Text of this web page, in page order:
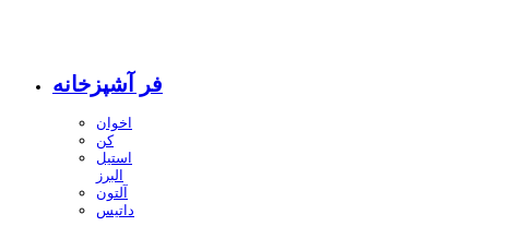
فر آشپزخانه
اخوان
کن
استیل
البرز
آلتون
داتیس